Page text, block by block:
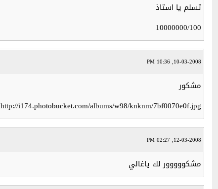
تسلم يا استاذ
10000000/100
10-03-2008, 10:36 PM
مشكور
http://i174.photobucket.com/albums/w98/knknm/7bf0070e0f.jpg
12-03-2008, 02:27 PM
مشكووووور لك ياغالي